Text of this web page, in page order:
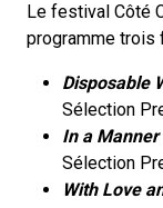
Le festival Côté
programme trois
Disposable
Sélection
In a
Sélection
With Love